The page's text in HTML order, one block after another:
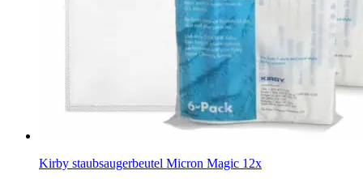
Kirby staubsaugerbeutel Micron Magic 12x